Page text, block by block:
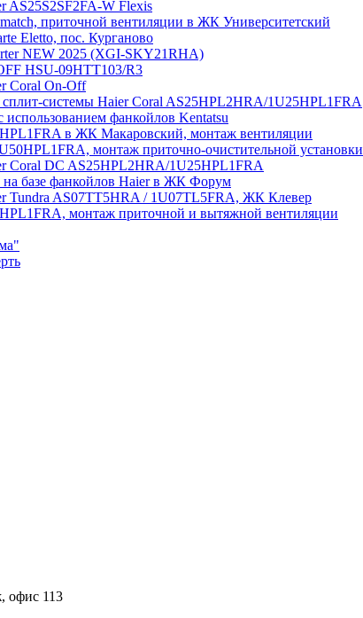
AS25S2SF2FA-W Flexis
приточной вентиляции в ЖК Университетский
Eletto, пос. Курганово
NEW 2025 (XGI-SKY21RHA)
HSU-09HTT103/R3
Coral On-Off
системы Haier Coral AS25HPL2HRA/1U25HPL1FRA
фанкойлов Kentatsu
в ЖК Макаровский, монтаж вентиляции
монтаж приточно-очистительной установки
Coral DC AS25HPL2HRA/1U25HPL1FRA
базе фанкойлов Haier в ЖК Форум
Tundra AS07TT5HRA / 1U07TL5FRA, ЖК Клевер
монтаж приточной и вытяжной вентиляции
офис 113